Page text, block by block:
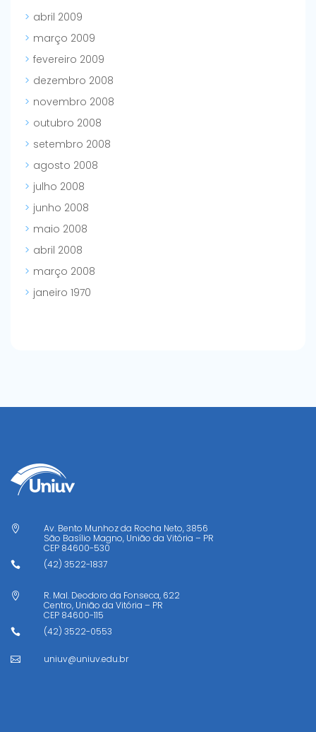
abril 2009
março 2009
fevereiro 2009
dezembro 2008
novembro 2008
outubro 2008
setembro 2008
agosto 2008
julho 2008
junho 2008
maio 2008
abril 2008
março 2008
janeiro 1970

Av. Bento Munhoz da Rocha Neto, 3856
São Basílio Magno, União da Vitória – PR
CEP 84600-530
 (42) 3522-1837

R. Mal. Deodoro da Fonseca, 622
Centro, União da Vitória – PR
CEP 84600-115
 (42) 3522-0553
 uniuv@uniuv.edu.br